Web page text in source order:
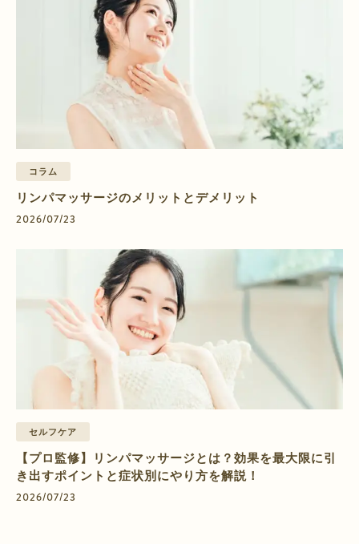
コラム
リンパマッサージのメリットとデメリット
2026/07/23
セルフケア
【プロ監修】リンパマッサージとは？効果を最大限に引
き出すポイントと症状別にやり方を解説！
2026/07/23